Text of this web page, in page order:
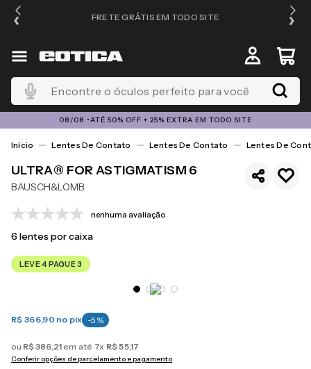
FRETE GRÁTIS EM TODO SITE
Encontre o óculos perfeito para você
08/08 •ATÉ 50% OFF + 25% EXTRA EM TODO SITE
Lentes De Contato Lentes De Contato Lentes De
ULTRA® FOR ASTIGMATISM 6
BAUSCH&LOMB
nenhuma avaliação
6 lentes por caixa
LEVE 4 PAGUE 3
R$ 366,90 no pix -5 %
ou R$386,21 em até 7x R$55,17
Conferir opções de parcelamento e pagamento